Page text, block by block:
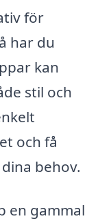
för
har du
kan
stil och
och få
behov.
en gammal